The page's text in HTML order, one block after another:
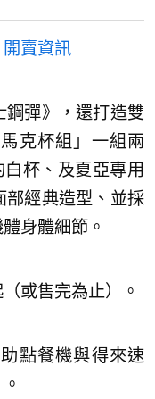
賣資訊
鋼彈》，還打造雙
克杯組」一組兩
杯、及夏亞專用
部經典造型、並採
身體細節。
或售完為止）。
點餐機與得來速